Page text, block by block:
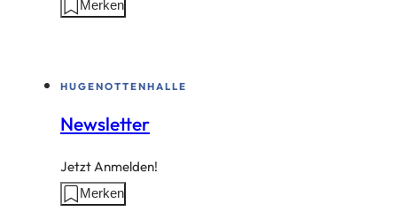
Aktionen
Merken
HUGENOTTENHALLE
Newsletter
Jetzt Anmelden!
Aktionen
Merken